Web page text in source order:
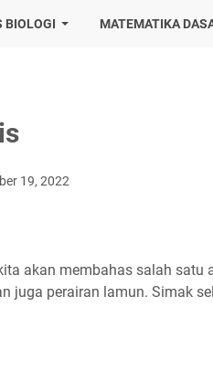
BIOLOGI MATEMATIKA
19, 2022
akan membahas salah satu
juga perairan lamun. Simak